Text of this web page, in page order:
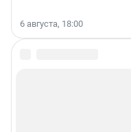
6 августа, 18:00